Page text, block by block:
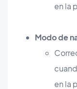
en la
Modo de
en la